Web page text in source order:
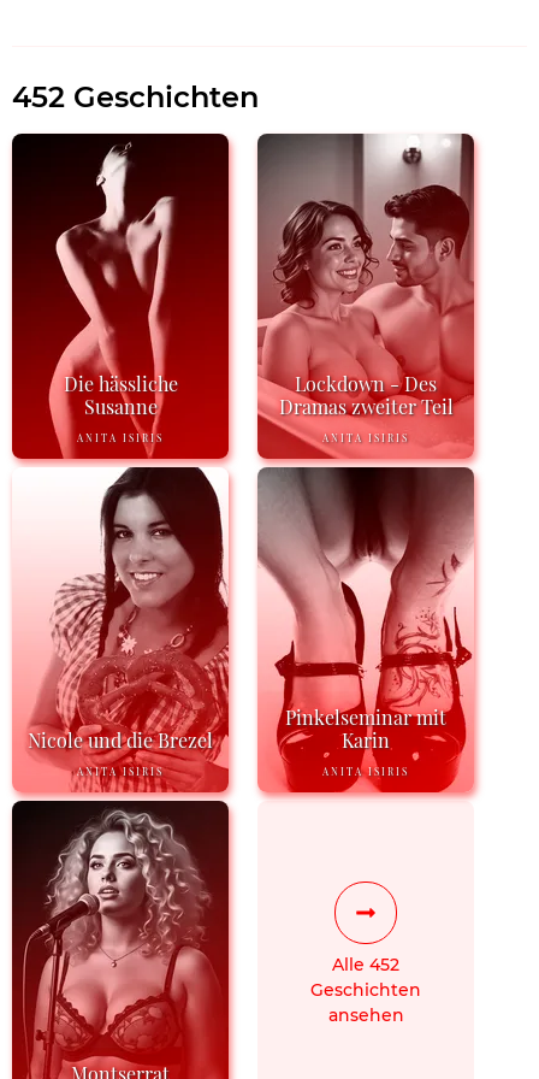
452 Geschichten
Die hässliche
Susanne
ANITA ISIRIS
Lockdown - Des
Dramas zweiter Teil
ANITA ISIRIS
Nicole und die Brezel
ANITA ISIRIS
Pinkelseminar mit
Karin
ANITA ISIRIS
Montserrat
Alle 452
Geschichten
ansehen